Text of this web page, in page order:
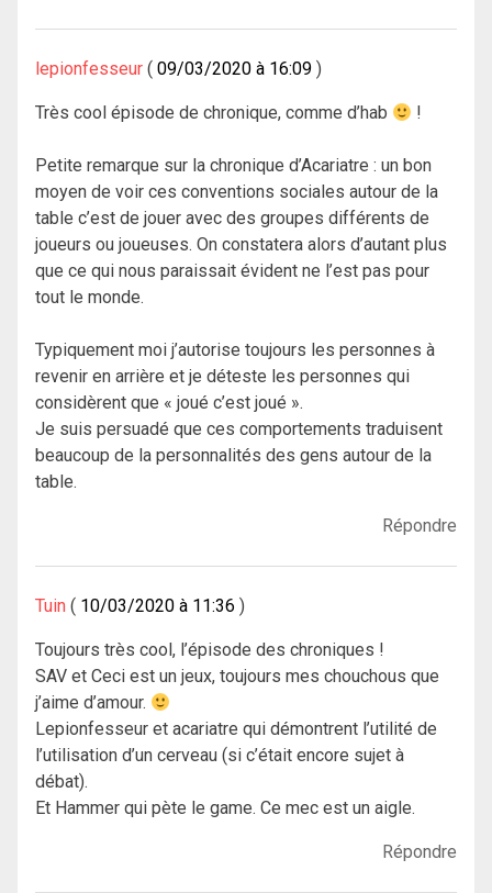
lepionfesseur 09/03/2020 à 16:09
Très cool épisode de chronique, comme d’hab !
Petite remarque sur la chronique d’Acariatre : un bon
moyen de voir ces conventions sociales autour de la
table c’est de jouer avec des groupes différents de
joueurs ou joueuses. On constatera alors d’autant plus
que ce qui nous paraissait évident ne l’est pas pour
tout le monde.
Typiquement moi j’autorise toujours les personnes à
revenir en arrière et je déteste les personnes qui
considèrent que « joué c’est joué ».
Je suis persuadé que ces comportements traduisent
beaucoup de la personnalités des gens autour de la
table.
Répondre
Tuin 10/03/2020 à 11:36
Toujours très cool, l’épisode des chroniques !
SAV et Ceci est un jeux, toujours mes chouchous que
j’aime d’amour.
Lepionfesseur et acariatre qui démontrent l’utilité de
l’utilisation d’un cerveau (si c’était encore sujet à
débat).
Et Hammer qui pète le game. Ce mec est un aigle.
Répondre